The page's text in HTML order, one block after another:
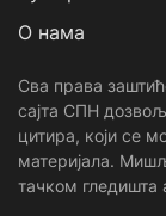
О нама
Сва права
сајта СПН
цитира, који се
материјала.
тачком гледишта